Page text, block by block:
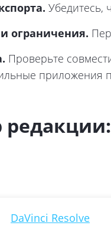
Убедитесь,
ограничения.
Проверьте
приложения
DaVinci Resolve